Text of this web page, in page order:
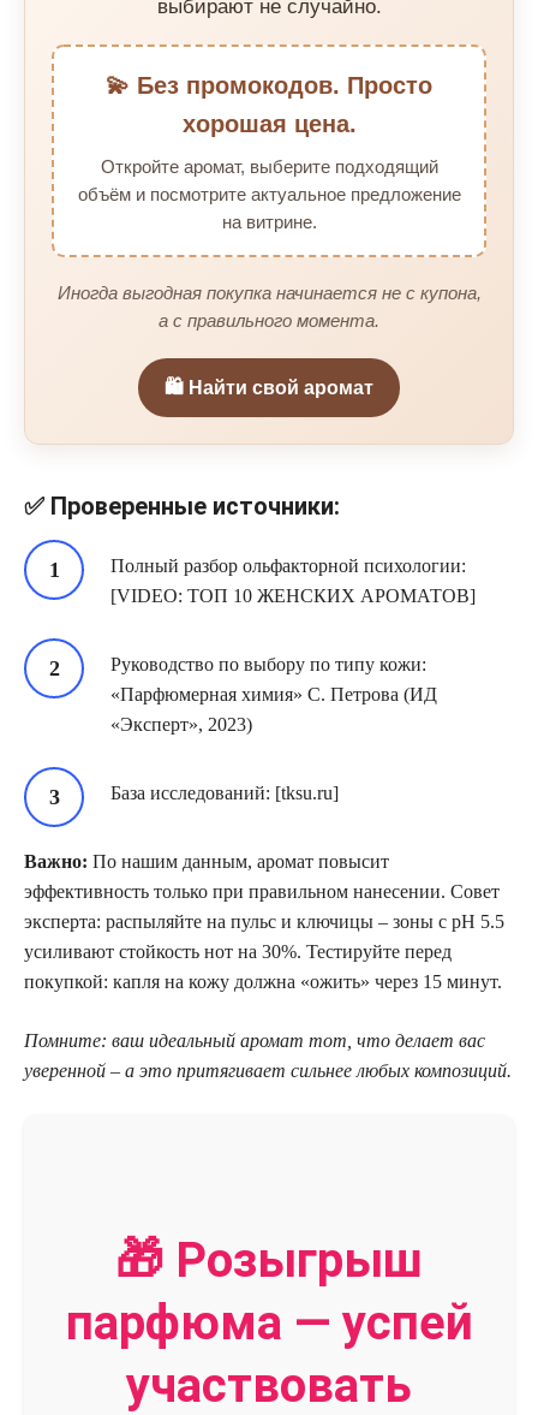
выбирают не случайно.
💫 Без промокодов. Просто
хорошая цена.
Откройте аромат, выберите подходящий
объём и посмотрите актуальное предложение
на витрине.
Иногда выгодная покупка начинается не с купона,
а с правильного момента.
🛍️ Найти свой аромат
✅ Проверенные источники:
Полный разбор ольфакторной психологии:
[VIDEO: ТОП 10 ЖЕНСКИХ АРОМАТОВ]
Руководство по выбору по типу кожи:
«Парфюмерная химия» С. Петрова (ИД
«Эксперт», 2023)
База исследований: [tksu.ru]
Важно: По нашим данным, аромат повысит
эффективность только при правильном нанесении. Совет
эксперта: распыляйте на пульс и ключицы – зоны с рН 5.5
усиливают стойкость нот на 30%. Тестируйте перед
покупкой: капля на кожу должна «ожить» через 15 минут.
Помните: ваш идеальный аромат тот, что делает вас
уверенной – а это притягивает сильнее любых композиций.
🎁 Розыгрыш
парфюма — успей
участвовать